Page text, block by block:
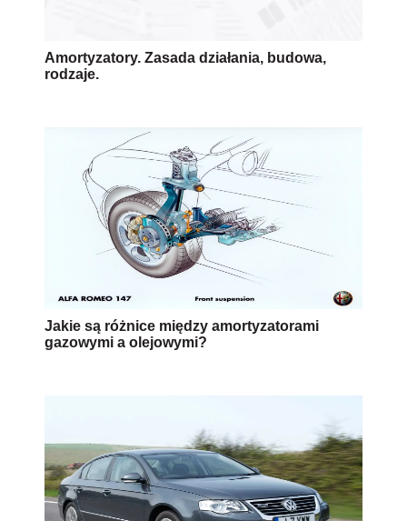
Amortyzatory. Zasada działania, budowa,
rodzaje.
Jakie są różnice między amortyzatorami
gazowymi a olejowymi?